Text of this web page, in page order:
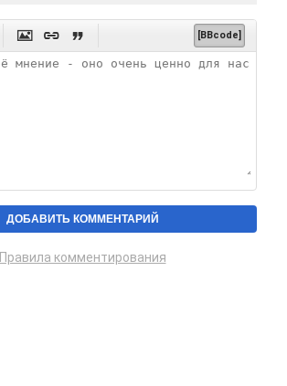
   [BBcode]
Правила комментирования